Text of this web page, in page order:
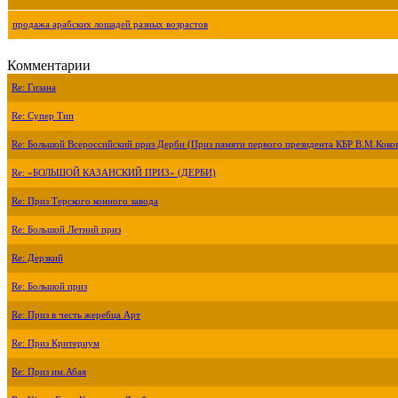
продажа арабских лошадей разных возрастов
Комментарии
Re: Гизана
Re: Супер Тип
Re: Большой Всероссийский приз Дерби (Приз памяти первого президента КБР
Re: «БОЛЬШОЙ КАЗАНСКИЙ ПРИЗ» (ДЕРБИ)
Re: Приз Терского конного завода
Re: Большой Летний приз
Re: Дерзкий
Re: Большой приз
Re: Приз в честь жеребца Арт
Re: Приз Критериум
Re: Приз им.Абая